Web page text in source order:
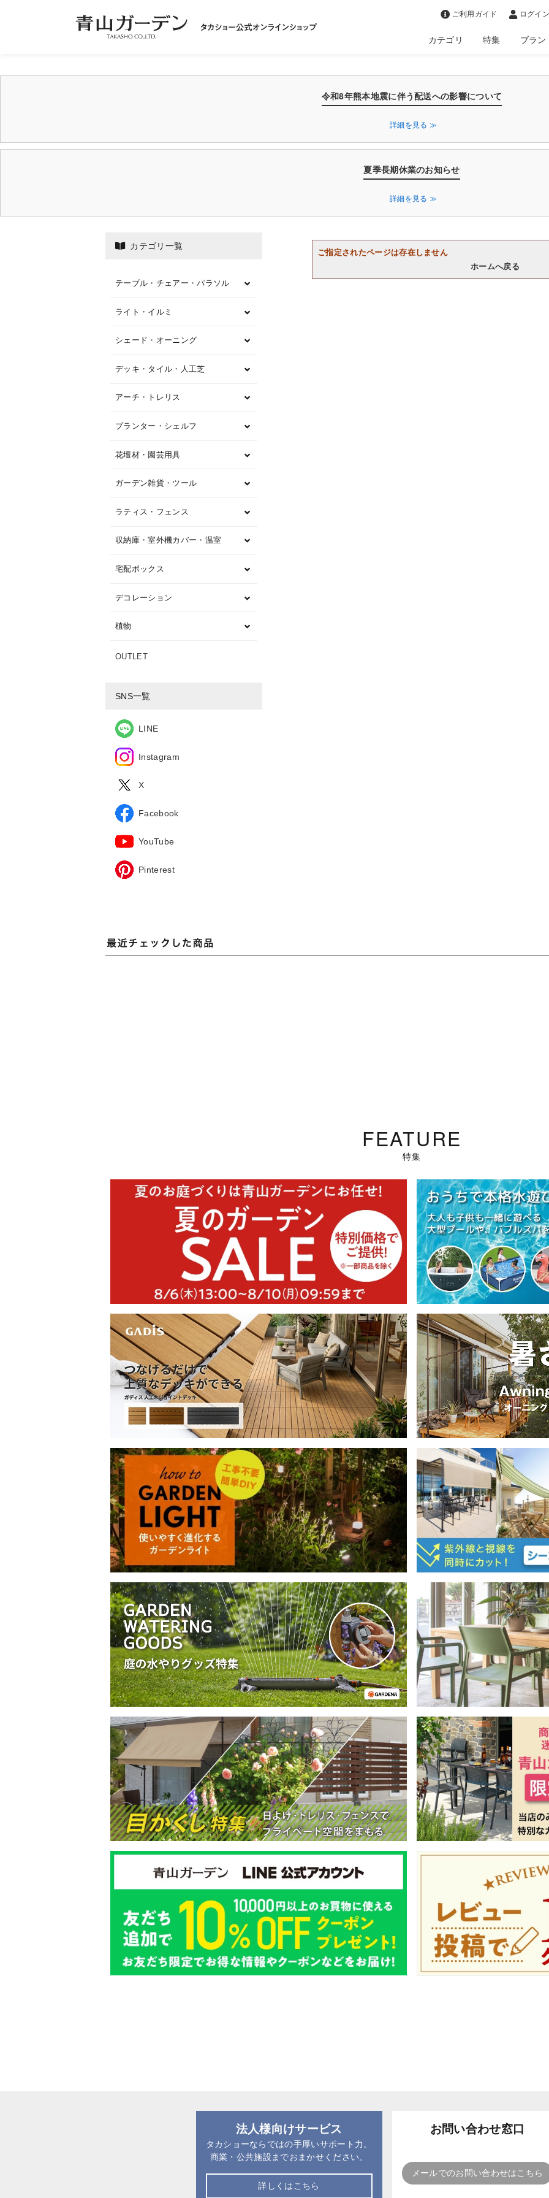
ご利用ガイド ログイ
カテゴリ 特集 ブラン
令和8年熊本地震に伴う配送への影響について
詳細を見る ≫
夏季長期休業のお知らせ
詳細を見る ≫
ご指定されたページは存在しません
ホームへ戻る
カテゴリ一覧
テーブル・チェアー・パラソル
ライト・イルミ
シェード・オーニング
デッキ・タイル・人工芝
アーチ・トレリス
プランター・シェルフ
花壇材・園芸用具
ガーデン雑貨・ツール
ラティス・フェンス
収納庫・室外機カバー・温室
宅配ボックス
デコレーション
植物
OUTLET
SNS一覧
LINE
Instagram
X
Facebook
YouTube
Pinterest
FEATURE
特集
法人様向けサービス
タカショーならではの手厚いサポート力。
商業・公共施設までおまかせください。
詳しくはこちら
お問い合わせ窓口
メールでのお問い合わせはこちら